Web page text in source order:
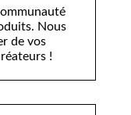
Nous
de vos
!